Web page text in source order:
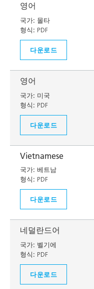
영어
국가: 몰타
형식: PDF
다운로드
영어
국가: 미국
형식: PDF
다운로드
Vietnamese
국가: 베트남
형식: PDF
다운로드
네덜란드어
국가: 벨기에
형식: PDF
다운로드